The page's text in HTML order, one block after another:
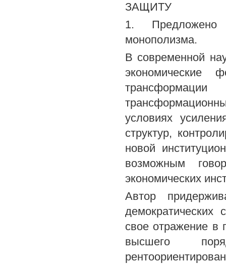
ЗАЩИТУ
1. Предложено
монополизма.
В современной
экономические
условиях
структур,
новой
возможным
экономических
Автор
демократических
свое отражение в
высшего